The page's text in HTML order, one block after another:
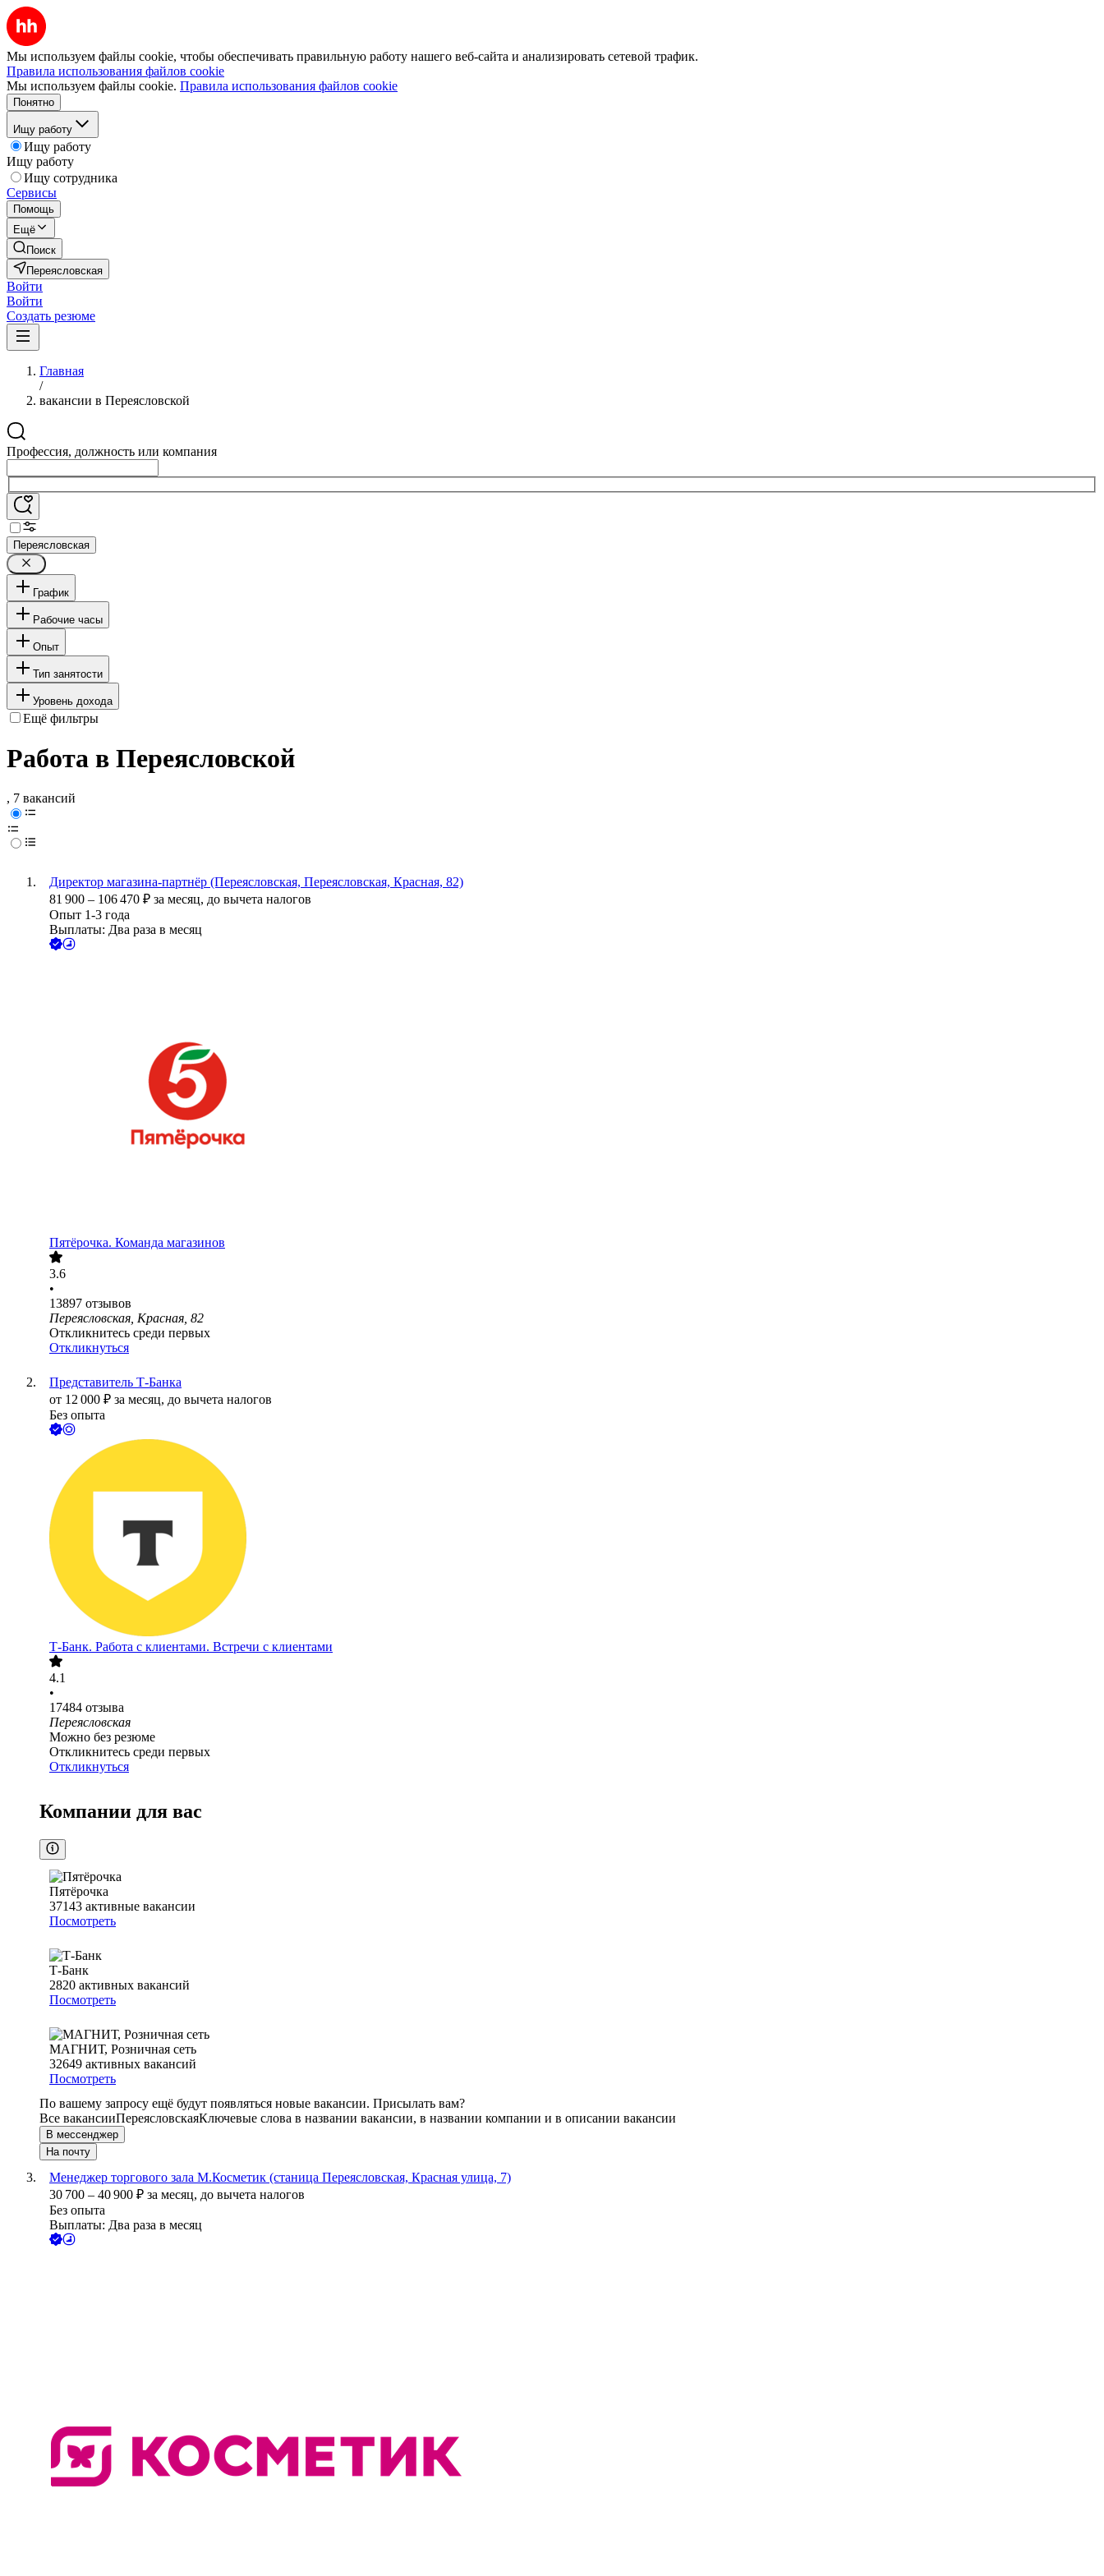
Мы используем файлы cookie, чтобы обеспечивать правильную работу нашего веб-сайта и анализировать сетевой трафик.
Правила использования файлов cookie
Мы используем файлы cookie. Правила использования файлов cookie
Понятно
Ищу работу
Ищу работу
Ищу работу
Ищу сотрудника
Сервисы
Помощь
Ещё
Поиск
Переясловская
Войти
Войти
Создать резюме
Главная
/
вакансии в Переясловской
Профессия, должность или компания
Переясловская
График
Рабочие часы
Опыт
Тип занятости
Уровень дохода
Ещё фильтры
Работа в Переясловской
, 7 вакансий
Директор магазина-партнёр (Переясловская, Переясловская, Красная, 82)
81 900 – 106 470 ₽ за месяц, до вычета налогов
Опыт 1-3 года
Выплаты: Два раза в месяц
Пятёрочка. Команда магазинов
3.6
•
13897 отзывов
Переясловская, Красная, 82
Откликнитесь среди первых
Откликнуться
Представитель Т-Банка
от 12 000 ₽ за месяц, до вычета налогов
Без опыта
Т-Банк. Работа с клиентами. Встречи с клиентами
4.1
•
17484 отзыва
Переясловская
Можно без резюме
Откликнитесь среди первых
Откликнуться
Компании для вас
Пятёрочка
37143 активные вакансии
Посмотреть
Т-Банк
2820 активных вакансий
Посмотреть
МАГНИТ, Розничная сеть
32649 активных вакансий
Посмотреть
По вашему запросу ещё будут появляться новые вакансии. Присылать вам?
Все вакансииПереясловскаяКлючевые слова в названии вакансии, в названии компании и в описании вакансии
В мессенджер
На почту
Менеджер торгового зала М.Косметик (станица Переясловская, Красная улица, 7)
30 700 – 40 900 ₽ за месяц, до вычета налогов
Без опыта
Выплаты: Два раза в месяц